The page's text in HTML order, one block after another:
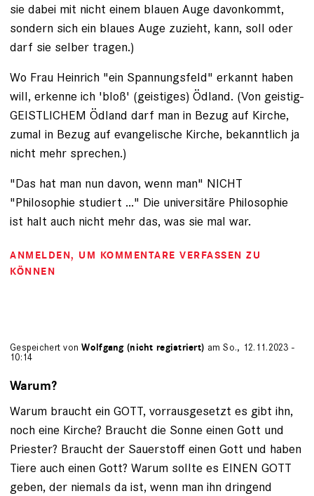
sie dabei mit nicht einem blauen Auge davonkommt,
sondern sich ein blaues Auge zuzieht, kann, soll oder
darf sie selber tragen.)
Wo Frau Heinrich "ein Spannungsfeld" erkannt haben
will, erkenne ich 'bloß' (geistiges) Ödland. (Von geistig-
GEISTLICHEM Ödland darf man in Bezug auf Kirche,
zumal in Bezug auf evangelische Kirche, bekanntlich ja
nicht mehr sprechen.)
"Das hat man nun davon, wenn man" NICHT
"Philosophie studiert ..." Die universitäre Philosophie
ist halt auch nicht mehr das, was sie mal war.
ANMELDEN, UM KOMMENTARE VERFASSEN ZU
KÖNNEN
Gespeichert vonWolfgang (nicht registriert) am So., 12.11.2023 -
10:14
Warum?
Warum braucht ein GOTT, vorrausgesetzt es gibt ihn,
noch eine Kirche? Braucht die Sonne einen Gott und
Priester? Braucht der Sauerstoff einen Gott und haben
Tiere auch einen Gott? Warum sollte es EINEN GOTT
geben, der niemals da ist, wenn man ihn dringend